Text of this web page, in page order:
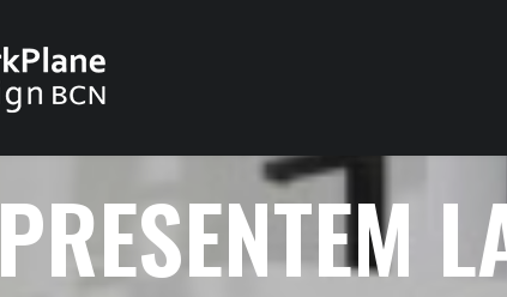
PRESENTEM